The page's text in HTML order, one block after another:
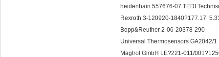
heidenhain 557676-07 TEDI
Rexroth 3-120920-1840?177.17
Bopp&Reuther 2-06-20378-290
Universal Thermosensors GA2042/1
Magtrol GmbH LE?221-011/